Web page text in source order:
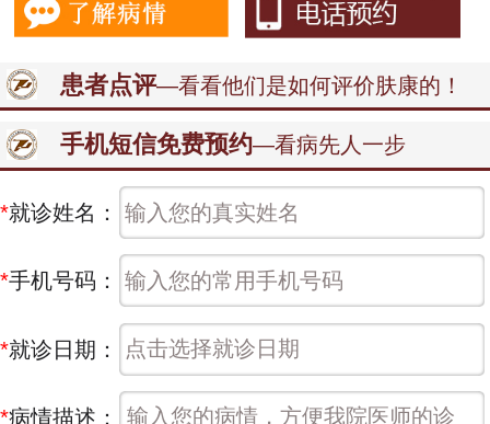
患者点评—看看他们是如何评价肤康的！
手机短信免费预约—看病先人一步
*就诊姓名：
*手机号码：
*就诊日期：
*病情描述：